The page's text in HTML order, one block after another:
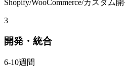
Shopify/WooCommerce/カスタム
3
開発・統合
6-10週間